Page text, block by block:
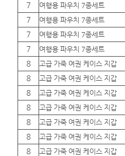
7
여행용 파우치 7종세트
7
여행용 파우치 7종세트
7
여행용 파우치 7종세트
7
여행용 파우치 7종세트
8
고급 가죽 여권 케이스 지갑
8
고급 가죽 여권 케이스 지갑
8
고급 가죽 여권 케이스 지갑
8
고급 가죽 여권 케이스 지갑
8
고급 가죽 여권 케이스 지갑
8
고급 가죽 여권 케이스 지갑
8
고급 가죽 여권 케이스 지갑